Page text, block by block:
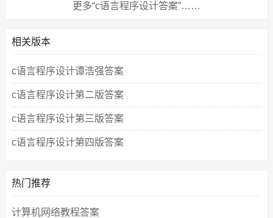
更多“c语言程序设计答案”……
相关版本
c语言程序设计谭浩强答案
c语言程序设计第二版答案
c语言程序设计第三版答案
c语言程序设计第四版答案
热门推荐
计算机网络教程答案